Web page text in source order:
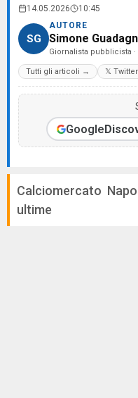
14.05.2026 10:45
SG
AUTORE
Simone
Giornalista pubblicista ·
Tutti gli articoli → 𝕏 Twitter
Google
Calciomercato
ultime